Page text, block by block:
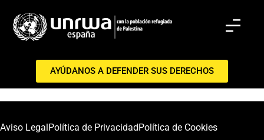
AYÚDANOS A DEFENDER SUS DERECHOS
Home 2
Aviso LegalPolítica de PrivacidadPolítica de Cookies